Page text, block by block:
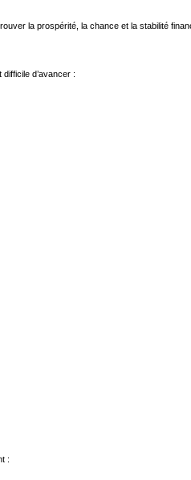
la prospérité, la chance et la stabilité
d’avancer :
: